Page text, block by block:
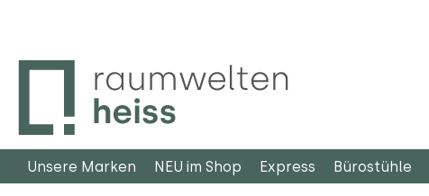
Unsere Marken NEU im Shop Express Bürostühle